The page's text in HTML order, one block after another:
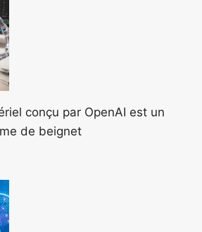
conçu par OpenAI est un
de beignet